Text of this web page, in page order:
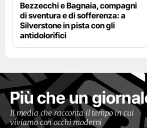
Bezzecchi e Bagnaia, compagni
di sventura e di sofferenza: a
Silverstone in pista con gli
antidolorifici
Più che un
Il media che racconta il tempo in cui
viviamo con occhi moderni